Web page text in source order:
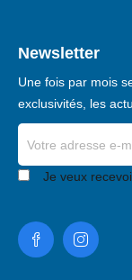
Newsletter
Une fois par mois
exclusivités, les
Je veux